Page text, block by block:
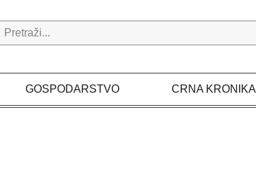
Search
GOSPODARSTVO CRNA KRONIKA